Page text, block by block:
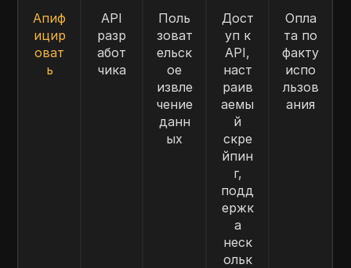
Апиф
ицир
оват
ь
API
разр
абот
чика
Поль
зоват
ельск
ое
извле
чение
данн
ых
Дост
уп к
API,
наст
раив
аемы
й
скре
йпин
г,
подд
ержк
а
неск
ольк
Опла
та по
факту
испо
льзов
ания